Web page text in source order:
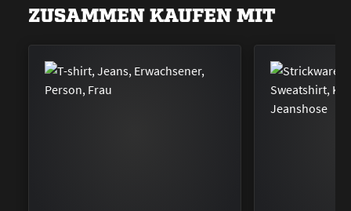
ZUSAMMEN KAUFEN MIT